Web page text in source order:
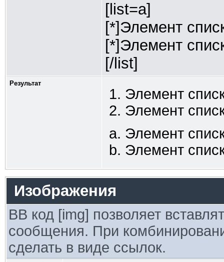
[list=a]
[*]Элемент
[*]Элемент
[/list]
Результат
Элемент
Элемент
Элемент
Элемент
Изображения
BB код [img] позволяет
сообщения. При
сделать в виде ссылок.